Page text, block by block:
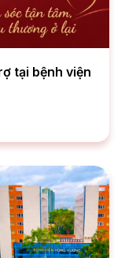
tại bệnh viện